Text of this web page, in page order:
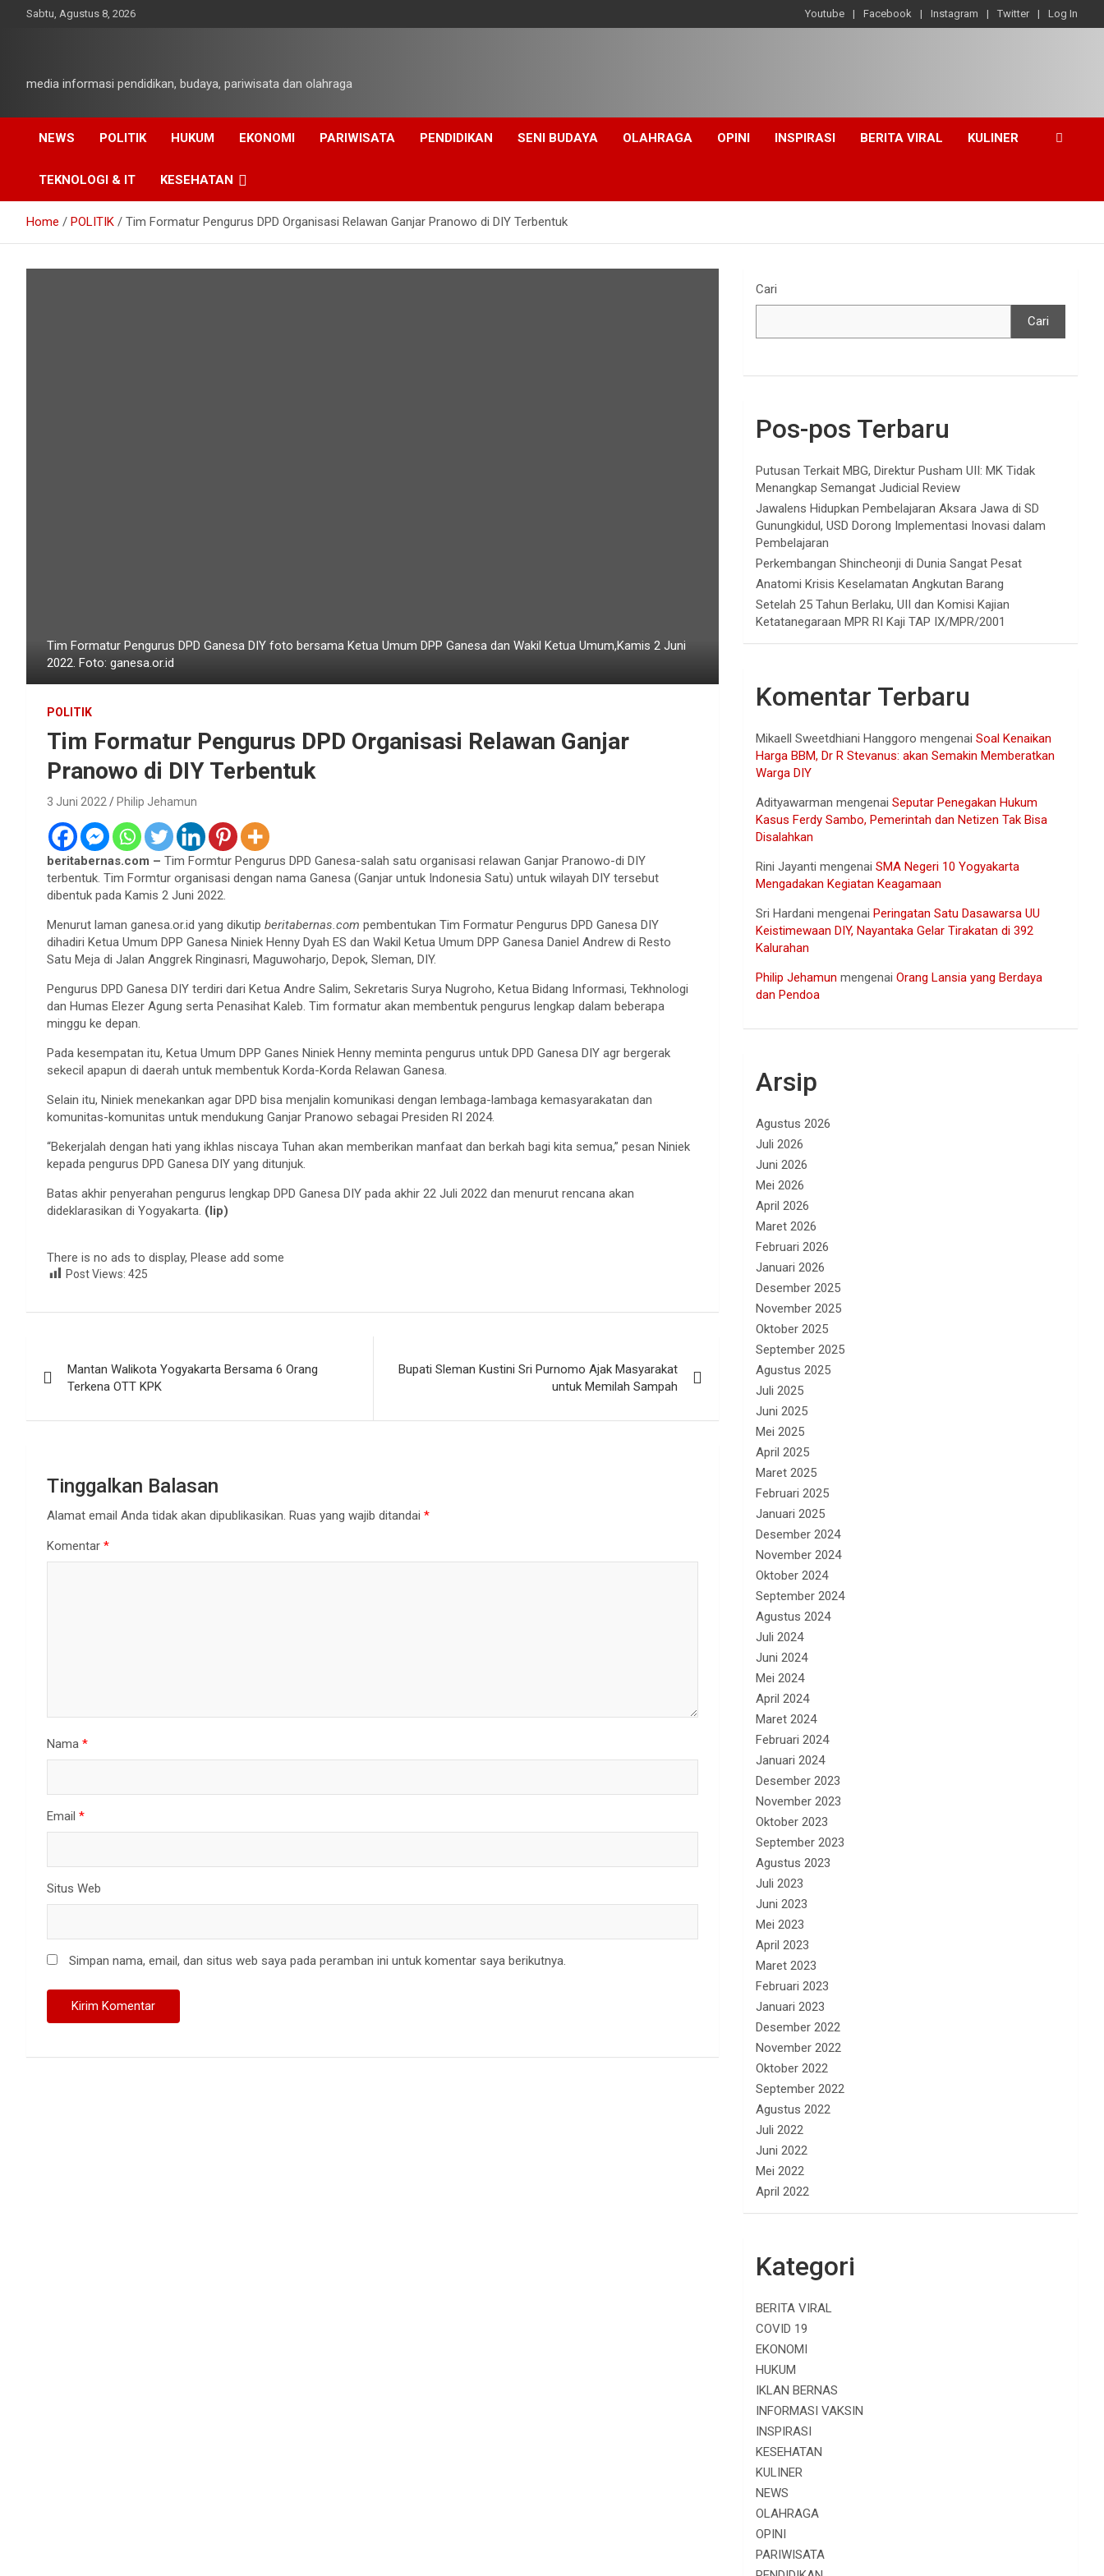
Sabtu, Agustus 8, 2026 Youtube Facebook Instagram Twitter Log In
media informasi pendidikan, budaya, pariwisata dan olahraga
NEWS POLITIK HUKUM EKONOMI PARIWISATA PENDIDIKAN SENI BUDAYA OLAHRAGA OPINI INSPIRASI BERITA VIRAL KULINER
TEKNOLOGI & IT KESEHATAN
Home POLITIK Tim Formatur Pengurus DPD Organisasi Relawan Ganjar Pranowo di DIY Terbentuk
Tim Formatur Pengurus DPD Ganesa DIY foto bersama Ketua Umum DPP Ganesa dan Wakil Ketua Umum,Kamis 2 Juni
2022. Foto: ganesa.or.id
POLITIK
Tim Formatur Pengurus DPD Organisasi Relawan Ganjar
Pranowo di DIY Terbentuk
3 Juni 2022 Philip Jehamun
beritabernas.com – Tim Formtur Pengurus DPD Ganesa-salah satu organisasi relawan Ganjar Pranowo-di DIY
terbentuk. Tim Formtur organisasi dengan nama Ganesa (Ganjar untuk Indonesia Satu) untuk wilayah DIY tersebut
dibentuk pada Kamis 2 Juni 2022.
Menurut laman ganesa.or.id yang dikutip beritabernas.com pembentukan Tim Formatur Pengurus DPD Ganesa DIY
dihadiri Ketua Umum DPP Ganesa Niniek Henny Dyah ES dan Wakil Ketua Umum DPP Ganesa Daniel Andrew di Resto
Satu Meja di Jalan Anggrek Ringinasri, Maguwoharjo, Depok, Sleman, DIY.
Pengurus DPD Ganesa DIY terdiri dari Ketua Andre Salim, Sekretaris Surya Nugroho, Ketua Bidang Informasi, Tekhnologi
dan Humas Elezer Agung serta Penasihat Kaleb. Tim formatur akan membentuk pengurus lengkap dalam beberapa
minggu ke depan.
Pada kesempatan itu, Ketua Umum DPP Ganes Niniek Henny meminta pengurus untuk DPD Ganesa DIY agr bergerak
sekecil apapun di daerah untuk membentuk Korda-Korda Relawan Ganesa.
Selain itu, Niniek menekankan agar DPD bisa menjalin komunikasi dengan lembaga-lambaga kemasyarakatan dan
komunitas-komunitas untuk mendukung Ganjar Pranowo sebagai Presiden RI 2024.
“Bekerjalah dengan hati yang ikhlas niscaya Tuhan akan memberikan manfaat dan berkah bagi kita semua,” pesan Niniek
kepada pengurus DPD Ganesa DIY yang ditunjuk.
Batas akhir penyerahan pengurus lengkap DPD Ganesa DIY pada akhir 22 Juli 2022 dan menurut rencana akan
dideklarasikan di Yogyakarta. (lip)
There is no ads to display, Please add some
Post Views: 425
pos
Mantan Walikota Yogyakarta Bersama 6 Orang
Terkena OTT KPK
Bupati Sleman Kustini Sri Purnomo Ajak Masyarakat
untuk Memilah Sampah
Tinggalkan Balasan
Alamat email Anda tidak akan dipublikasikan. Ruas yang wajib ditandai *
Komentar *
Nama *
Email *
Situs Web
Simpan nama, email, dan situs web saya pada peramban ini untuk komentar saya berikutnya.
Cari
Cari
Pos-pos Terbaru
Putusan Terkait MBG, Direktur Pusham UII: MK Tidak
Menangkap Semangat Judicial Review
Jawalens Hidupkan Pembelajaran Aksara Jawa di SD
Gunungkidul, USD Dorong Implementasi Inovasi dalam
Pembelajaran
Perkembangan Shincheonji di Dunia Sangat Pesat
Anatomi Krisis Keselamatan Angkutan Barang
Setelah 25 Tahun Berlaku, UII dan Komisi Kajian
Ketatanegaraan MPR RI Kaji TAP IX/MPR/2001
Komentar Terbaru
Mikaell Sweetdhiani Hanggoro mengenaiSoal Kenaikan
Harga BBM, Dr R Stevanus: akan Semakin Memberatkan
Warga DIY
Adityawarman mengenaiSeputar Penegakan Hukum
Kasus Ferdy Sambo, Pemerintah dan Netizen Tak Bisa
Disalahkan
Rini Jayanti mengenaiSMA Negeri 10 Yogyakarta
Mengadakan Kegiatan Keagamaan
Sri Hardani mengenaiPeringatan Satu Dasawarsa UU
Keistimewaan DIY, Nayantaka Gelar Tirakatan di 392
Kalurahan
Philip Jehamun mengenaiOrang Lansia yang Berdaya
dan Pendoa
Arsip
Agustus 2026
Juli 2026
Juni 2026
Mei 2026
April 2026
Maret 2026
Februari 2026
Januari 2026
Desember 2025
November 2025
Oktober 2025
September 2025
Agustus 2025
Juli 2025
Juni 2025
Mei 2025
April 2025
Maret 2025
Februari 2025
Januari 2025
Desember 2024
November 2024
Oktober 2024
September 2024
Agustus 2024
Juli 2024
Juni 2024
Mei 2024
April 2024
Maret 2024
Februari 2024
Januari 2024
Desember 2023
November 2023
Oktober 2023
September 2023
Agustus 2023
Juli 2023
Juni 2023
Mei 2023
April 2023
Maret 2023
Februari 2023
Januari 2023
Desember 2022
November 2022
Oktober 2022
September 2022
Agustus 2022
Juli 2022
Juni 2022
Mei 2022
April 2022
Kategori
BERITA VIRAL
COVID 19
EKONOMI
HUKUM
IKLAN BERNAS
INFORMASI VAKSIN
INSPIRASI
KESEHATAN
KULINER
NEWS
OLAHRAGA
OPINI
PARIWISATA